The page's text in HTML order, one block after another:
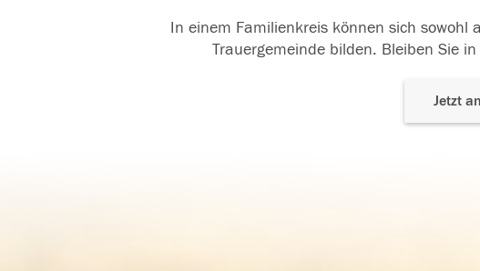
In einem Familienkreis können sich
Trauergemeinde bilden. Bleiben Sie
Jetzt